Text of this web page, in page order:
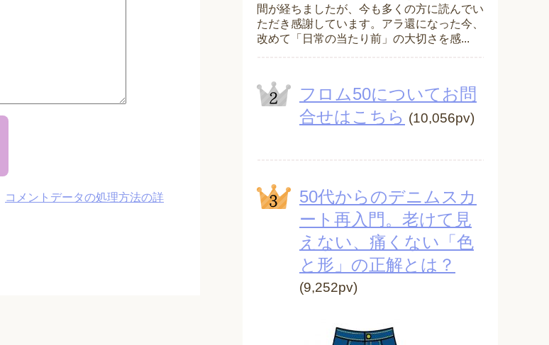
コメントデータの処理方法の詳
間が経ちましたが、今も多くの方に読んでい
ただき感謝しています。アラ還になった今、
改めて「日常の当たり前」の大切さを感...
フロム50についてお問
合せはこちら (10,056pv)
50代からのデニムスカ
ート再入門。老けて見
えない、痛くない「色
と形」の正解とは？
(9,252pv)